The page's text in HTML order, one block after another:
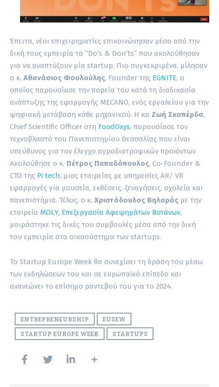
Έπειτα, νέοι επιχειρηματίες επικοινώνησαν μέσα από την
δική τους εμπειρία τα “Do’s & Don’ts” που ακολούθησαν
για να αναπτύξουν μία startup. Πιο συγκεκριμένα, μίλησαν
ο κ. Αθανάσιος Φουλούλης, Founder της EGNITE, ο
οποίος παρουσίασε την πορεία του κατά τη διαδικασία
ανάπτυξης της εφαρμογής MECANO, ενός εργαλείου για την
ψηφιακή μετάβαση κάθε μηχανικού. Η κα Ζωή Σκαπέρδα,
Chief Scientific Officer στη FoodOxys, παρουσίασε τον
τεχνοβλαστό του Πανεπιστημίου Θεσσαλίας που είναι
υπεύθυνος για τον έλεγχο αγροδιατροφικών προϊόντων.
Ακολούθησε ο κ. Πέτρος Παπαδόπουλος, Co-Founder &
CTO της Pi tech, μιας εταιρείας με υπηρεσίες AR/ VR
εφαρμογές για μουσεία, εκθέσεις, ξεναγήσεις, σχολεία και
πανεπιστήμια. Τέλος, ο κ. Χριστόδουλος Βηλαράς με την
εταιρεία MΩLY, Επεξεργασία Αφεψημάτων Βοτάνων,
μοιράστηκε τις δικές του συμβουλές μέσα από την δική
του εμπειρία στο οικοσύστημα των startups.
To Startup Europe Week θα συνεχίσει τη δράση του μέσω
των εκδηλώσεων του και σε ευρωπαϊκό επίπεδο και
ανανεώνει το επίσημο ραντεβού του για το 2024.
ENTREPRENEURSHIP
EUSEW
STARTUP EUROPE WEEK
STARTUPS